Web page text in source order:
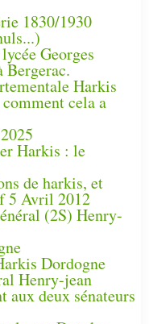
1830/1930
Georges
Bergerac.
Harkis
cela a
Harkis : le
de harkis, et
5 Avril 2012
(2S) Henry-
Dordogne
Henry-jean
aux deux sénateurs